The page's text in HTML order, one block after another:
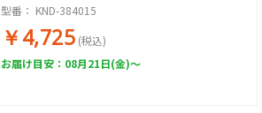
型番： KND-384015
￥4,725 (税込)
お届け目安：08月21日(金)～